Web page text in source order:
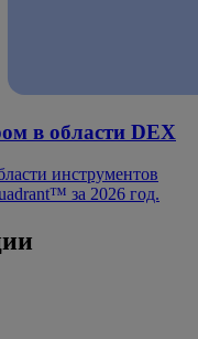
в области DEX
инструментов
за 2026 год.